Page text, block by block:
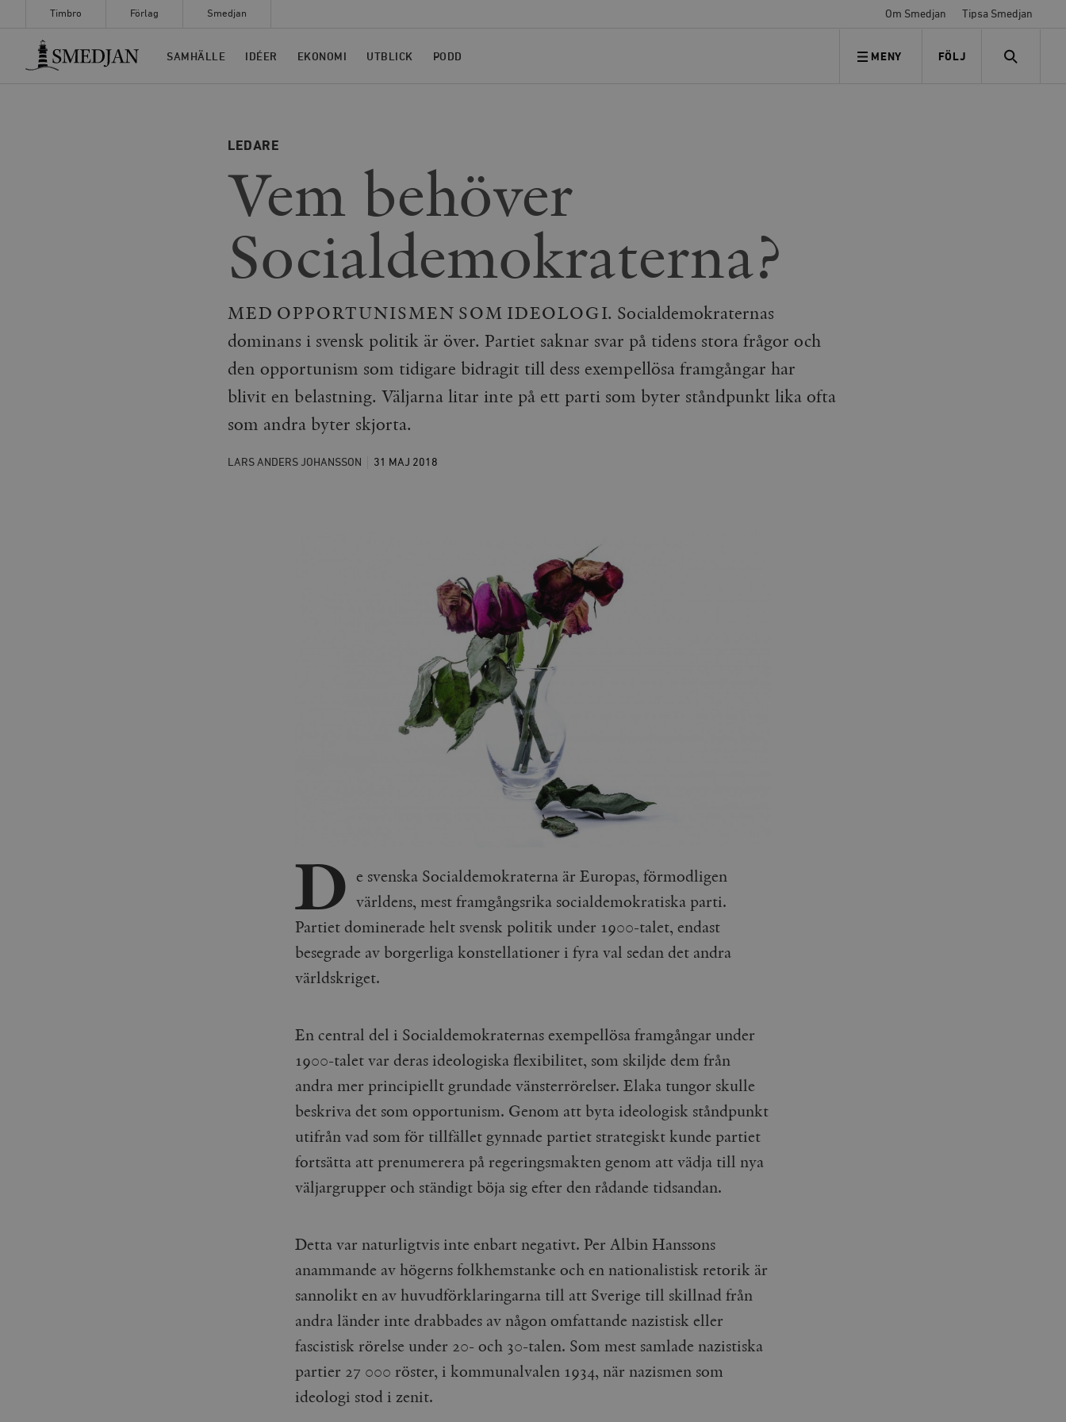
Timbro Förlag Smedjan Om Smedjan Tipsa Smedjan
Timbro
SAMHÄLLE IDÉER EKONOMI UTBLICK PODD MENY FÖLJ
FÖLJ OSS SEARCH
LEDARE
Vem behöver
Socialdemokraterna?
MED OPPORTUNISMEN SOM IDEOLOGI. Socialdemokraternas
dominans i svensk politik är över. Partiet saknar svar på tidens stora frågor och
den opportunism som tidigare bidragit till dess exempellösa framgångar har
blivit en belastning. Väljarna litar inte på ett parti som byter ståndpunkt lika ofta
som andra byter skjorta.
LARS ANDERS JOHANSSON 31 MAJ 2018
D e svenska Socialdemokraterna är Europas, förmodligen
världens, mest framgångsrika socialdemokratiska parti.
Partiet dominerade helt svensk politik under 1900-talet, endast
besegrade av borgerliga konstellationer i fyra val sedan det andra
världskriget.
En central del i Socialdemokraternas exempellösa framgångar under
1900-talet var deras ideologiska flexibilitet, som skiljde dem från
andra mer principiellt grundade vänsterrörelser. Elaka tungor skulle
beskriva det som opportunism. Genom att byta ideologisk ståndpunkt
utifrån vad som för tillfället gynnade partiet strategiskt kunde partiet
fortsätta att prenumerera på regeringsmakten genom att vädja till nya
väljargrupper och ständigt böja sig efter den rådande tidsandan.
Detta var naturligtvis inte enbart negativt. Per Albin Hanssons
anammande av högerns folkhemstanke och en nationalistisk retorik är
sannolikt en av huvudförklaringarna till att Sverige till skillnad från
andra länder inte drabbades av någon omfattande nazistisk eller
fascistisk rörelse under 20- och 30-talen. Som mest samlade nazistiska
partier 27 000 röster, i kommunalvalen 1934, när nazismen som
ideologi stod i zenit.